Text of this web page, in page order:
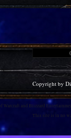
Copyright by
Warcraft and Blizzard
This site is in no